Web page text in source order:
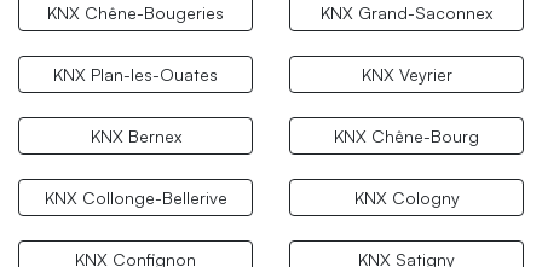
KNX Chêne-Bougeries KNX Grand-Saconnex
KNX Plan-les-Ouates KNX Veyrier
KNX Bernex KNX Chêne-Bourg
KNX Collonge-Bellerive KNX Cologny
KNX Confignon KNX Satigny